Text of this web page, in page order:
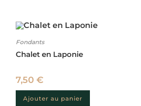
Fondants
Chalet en Laponie
7,50 €
Ajouter au panier